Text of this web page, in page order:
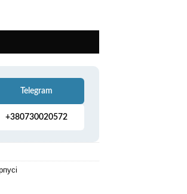
21700 кількість
Telegram
+380730020572